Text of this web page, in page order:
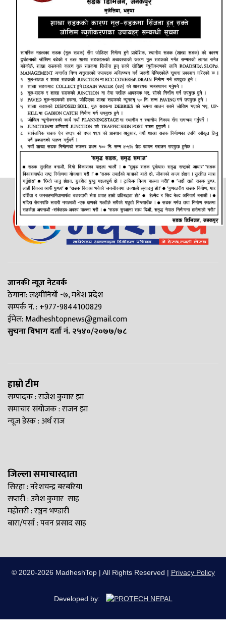
निबर्तमान मन्त्री प्रभु साह द्वारा रौतहट प्रशासनलाई
अक्सिजन सहित स्वास्थ सामग्री
जानकी न्यूज नेटवर्क
ठेगाना: लक्ष्मीनियाँ -७, मधेश प्रदेश
सम्पर्क नं. : +977-9844100829
ईमेल: Madheshtopnews@gmail.com
सुचना विभाग दर्ता नं. २५४०/२०७७/७८
हाम्रो टीम
सम्पादक : राजेश कुमार झा
समाचार संयोजक : राजन झा
न्यूज डेस्क : अर्थ राज
जिल्ला समाचारदाता
सिरहा : नरेशचन्द्र बरबरिया
सप्तरी : उमेश कुमार साह
महोत्तरी : रञ्जन भण्डारी
बारा/पर्सा : पवन प्रसाद साह
© 2020-2026 MadheshTop | All Rights Reserved | Privacy Policy
Developed by: